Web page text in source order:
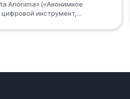
Anónima» («Анонимное
инструмент,...